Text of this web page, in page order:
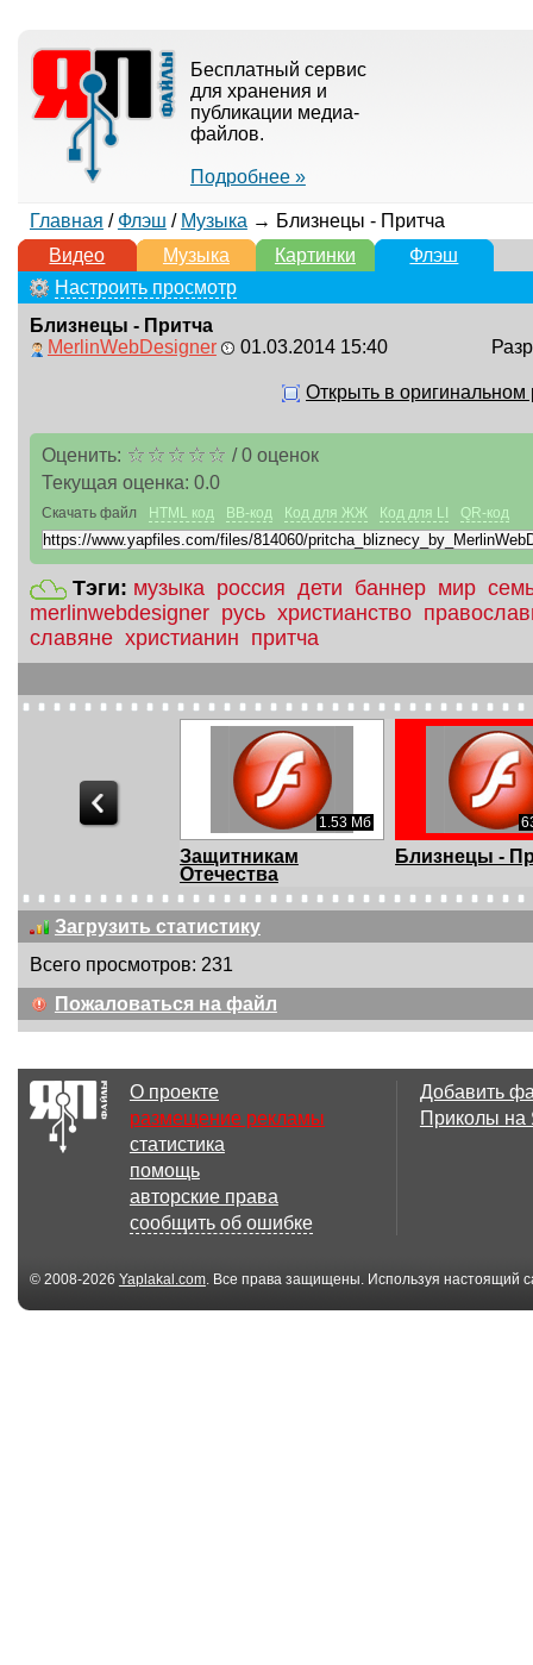
Бесплатный сервис
для хранения и
публикации медиа-
файлов.
Подробнее »
Главная / Флэш / Музыка → Близнецы - Притча
Видео
Музыка Картинки
Флэш
Настроить просмотр
Близнецы - Притча
MerlinWebDesigner
01.03.2014 15:40
Открыть в оригинальном
Оценить: /0оценок
Текущая оценка: 0.0
Скачать файл HTML код BB-код Код для ЖЖ Код для LI QR-код
Тэги: музыка россия дети баннер мир
merlinwebdesigner русь христианство
славяне христианин притча
2.71 Мб 1.53 Мб
Защитникам
Отечества
Близнецы -
Загрузить статистику
Всего просмотров: 231
Пожаловаться на файл
О проекте
размещение рекламы
статистика
помощь
авторские права
сообщить об ошибке
Добавить
Приколы
© 2008-2026 Yaplakal.com. Все права защищены. Используя настоящий